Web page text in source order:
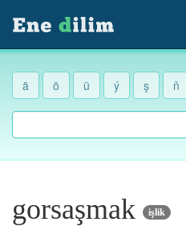
ä ö ü ý ş ň
gorsaşmak işlik